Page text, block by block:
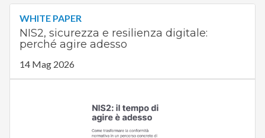
WHITE PAPER
NIS2, sicurezza e resilienza digitale:
perché agire adesso
14 Mag 2026